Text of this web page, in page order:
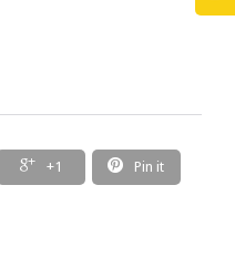
 +1  Pin it